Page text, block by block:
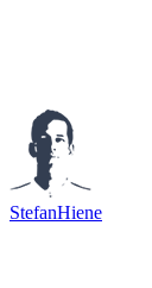
StefanHiene